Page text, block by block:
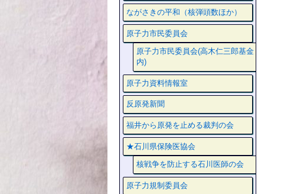
ながさきの平和（核弾頭数ほか）
原子力市民委員会
原子力市民委員会(高木仁三郎基金
内)
原子力資料情報室
反原発新聞
福井から原発を止める裁判の会
★石川県保険医協会
核戦争を防止する石川医師の会
原子力規制委員会